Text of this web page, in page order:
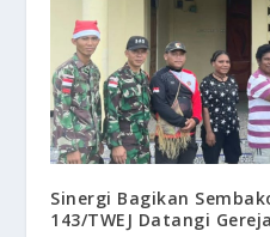
Sinergi Bagikan
143/TWEJ Datangi